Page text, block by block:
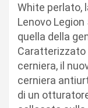
White perlato,
Lenovo
quella della
Caratterizzato
cerniera, il
cerniera
di un